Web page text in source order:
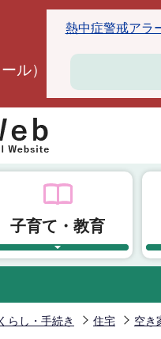
ル）
熱中症警戒アラ
子育て・教育
くらし・手続き 住宅 空き